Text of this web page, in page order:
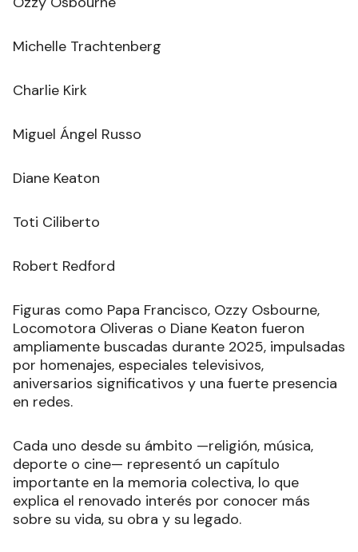
Michelle Trachtenberg
Charlie Kirk
Miguel Ángel Russo
Diane Keaton
Toti Ciliberto
Robert Redford
Figuras como Papa Francisco, Ozzy Osbourne,
Locomotora Oliveras o Diane Keaton fueron
ampliamente buscadas durante 2025, impulsadas
por homenajes, especiales televisivos,
aniversarios significativos y una fuerte presencia
en redes.
Cada uno desde su ámbito —religión, música,
deporte o cine— representó un capítulo
importante en la memoria colectiva, lo que
explica el renovado interés por conocer más
sobre su vida, su obra y su legado.